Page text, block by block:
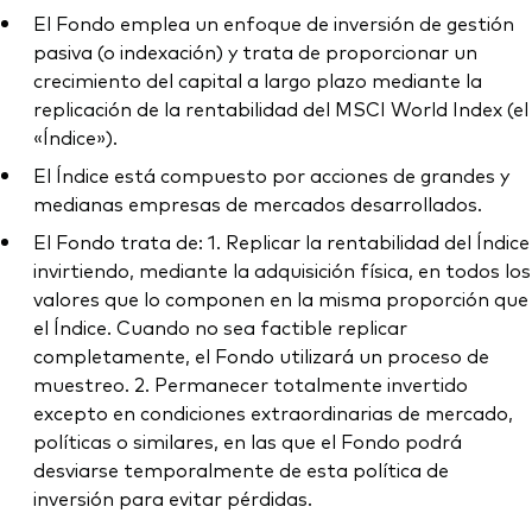
El Fondo emplea un enfoque de inversión de gestión
pasiva (o indexación) y trata de proporcionar un
crecimiento del capital a largo plazo mediante la
replicación de la rentabilidad del MSCI World Index (el
«Índice»).
El Índice está compuesto por acciones de grandes y
medianas empresas de mercados desarrollados.
El Fondo trata de: 1. Replicar la rentabilidad del Índice
invirtiendo, mediante la adquisición física, en todos los
valores que lo componen en la misma proporción que
el Índice. Cuando no sea factible replicar
completamente, el Fondo utilizará un proceso de
muestreo. 2. Permanecer totalmente invertido
excepto en condiciones extraordinarias de mercado,
políticas o similares, en las que el Fondo podrá
desviarse temporalmente de esta política de
inversión para evitar pérdidas.